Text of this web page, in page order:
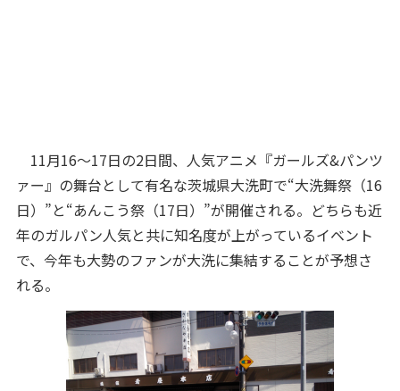
11月16～17日の2日間、人気アニメ『ガールズ&パンツ
ァー』の舞台として有名な茨城県大洗町で“大洗舞祭（16
日）”と“あんこう祭（17日）”が開催される。どちらも近
年のガルパン人気と共に知名度が上がっているイベント
で、今年も大勢のファンが大洗に集結することが予想さ
れる。